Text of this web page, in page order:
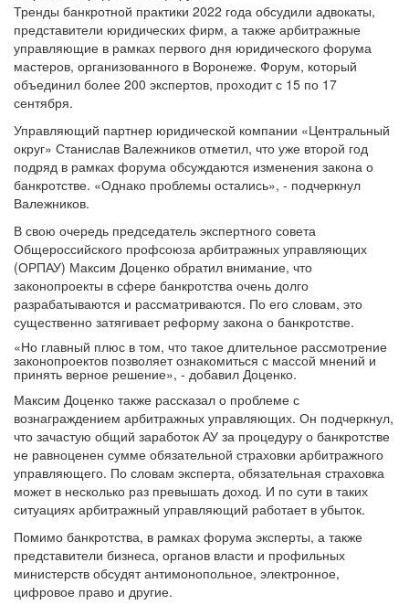
Тренды банкротной практики 2022 года обсудили адвокаты,
представители юридических фирм, а также арбитражные
управляющие в рамках первого дня юридического форума
мастеров, организованного в Воронеже. Форум, который
объединил более 200 экспертов, проходит с 15 по 17
сентября.
Управляющий партнер юридической компании «Центральный
округ» Станислав Валежников отметил, что уже второй год
подряд в рамках форума обсуждаются изменения закона о
банкротстве. «Однако проблемы остались», - подчеркнул
Валежников.
В свою очередь председатель экспертного совета
Общероссийского профсоюза арбитражных управляющих
(ОРПАУ) Максим Доценко обратил внимание, что
законопроекты в сфере банкротства очень долго
разрабатываются и рассматриваются. По его словам, это
существенно затягивает реформу закона о банкротстве.
«Но главный плюс в том, что такое длительное рассмотрение
законопроектов позволяет ознакомиться с массой мнений и
принять верное решение», - добавил Доценко.
Максим Доценко также рассказал о проблеме с
вознаграждением арбитражных управляющих. Он подчеркнул,
что зачастую общий заработок АУ за процедуру о банкротстве
не равноценен сумме обязательной страховки арбитражного
управляющего. По словам эксперта, обязательная страховка
может в несколько раз превышать доход. И по сути в таких
ситуациях арбитражный управляющий работает в убыток.
Помимо банкротства, в рамках форума эксперты, а также
представители бизнеса, органов власти и профильных
министерств обсудят антимонопольное, электронное,
цифровое право и другие.